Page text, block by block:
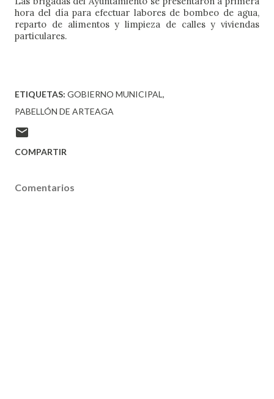
hora del día para efectuar labores de bombeo de agua,
reparto de alimentos y limpieza de calles y viviendas
particulares.
ETIQUETAS: GOBIERNO MUNICIPAL
PABELLÓN DE ARTEAGA
COMPARTIR
Comentarios